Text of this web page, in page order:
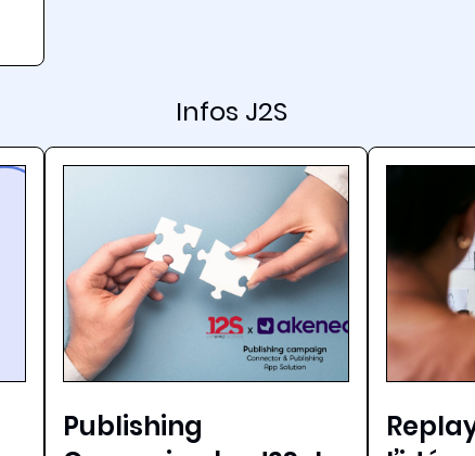
Infos J2S
Publishing